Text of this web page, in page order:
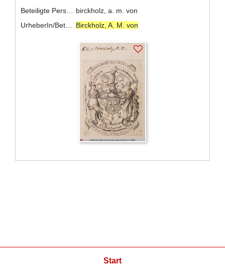
birckholz, a. m. von
Birckholz, A. M. von
Start